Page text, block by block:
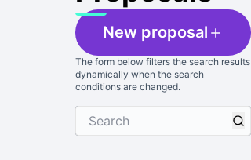
New proposal
The form below filters the search results
dynamically when the search
conditions are changed.